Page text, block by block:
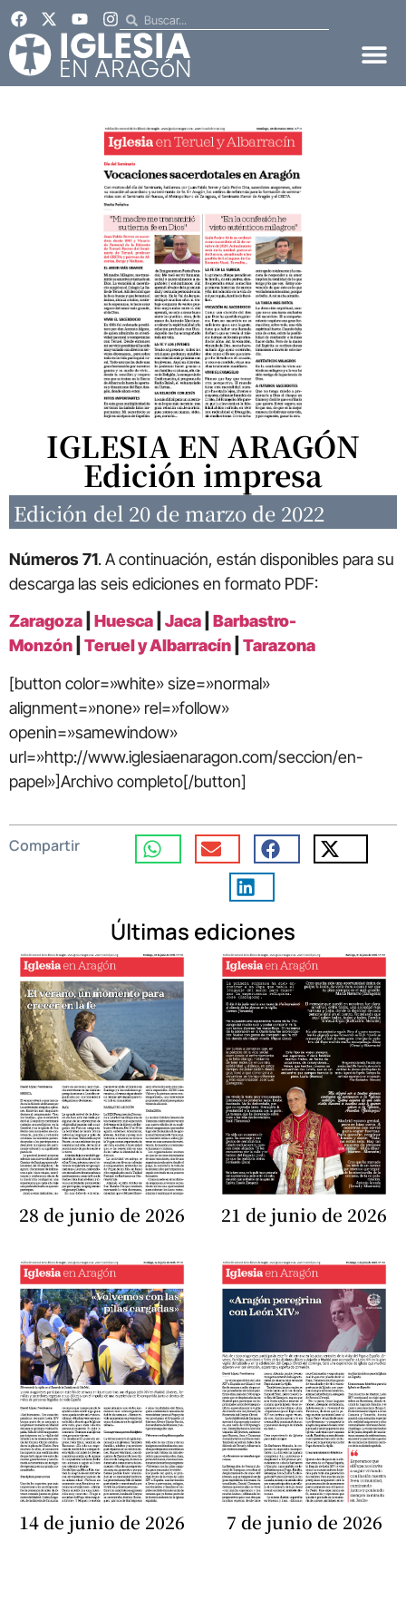
IGLESIA EN ARAGÓN
Edición impresa
Edición del 20 de marzo de 2022
Números 71. A continuación, están disponibles para su
descarga las seis ediciones en formato PDF:
Zaragoza
Huesca Jaca
Barbastro-
Monzón
Teruel y Albarracín
Tarazona
[button color=»white» size=»normal»
alignment=»none» rel=»follow»
openin=»samewindow»
url=»http://www.iglesiaenaragon.com/seccion/en-
papel»]Archivo completo[/button]
Compartir
Últimas ediciones
28 de junio de 2026 21 de junio de 2026
14 de junio de 2026 7 de junio de 2026